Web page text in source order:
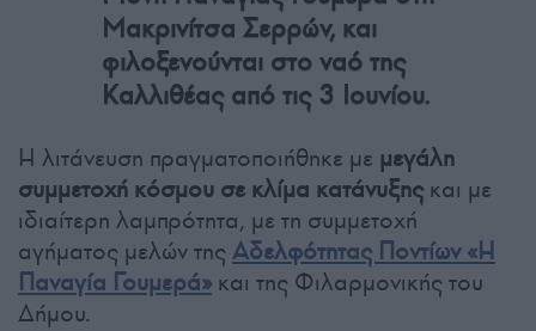
Μακρινίτσα Σερρών, και
φιλοξενούνται στο ναό της
Καλλιθέας από τις 3 Ιουνίου.
Η λιτάνευση πραγματοποιήθηκε με μεγάλη
συμμετοχή κόσμου σε κλίμα κατάνυξηςκαι με
ιδιαίτερη λαμπρότητα, με τη συμμετοχή
αγήματος μελών της Αδελφότητας Ποντίων «Η
Παναγία Γουμερά» και της Φιλαρμονικής του
Δήμου.